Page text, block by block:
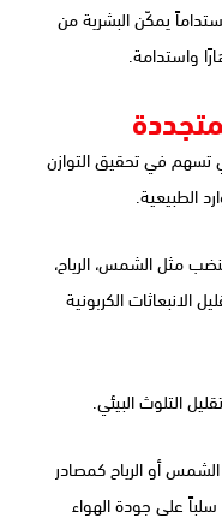
يمكّن البشرية من
واستدامة.
تسهم في تحقيق التوازن
الطبيعية.
مثل الشمس، الرياح،
الكربونية
التلوث البيئي.
أو الرياح كمصادر
سلباً على جودة الهواء